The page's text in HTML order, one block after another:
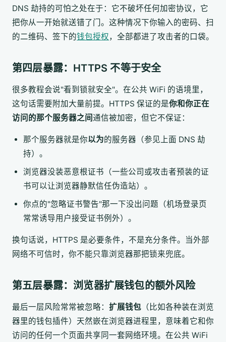
DNS 劫持的可怕之处在于：它不破坏任何加密协议，它
把你从一开始就送错了门。这种情况下你输入的密码、扫
的二维码、签下的钱包授权，全部都进了攻击者的口袋。
第四层暴露：HTTPS 不等于安全
很多教程会说"看到锁就安全"。在公共 WiFi 的语境里，
这句话需要附加大量前提。HTTPS 保证的是你和你正在
访问的那个服务器之间通信被加密，但它不保证：
那个服务器就是你以为的服务器（参见上面 DNS 劫
持）。
浏览器没装恶意根证书（一些公司或攻击者预装的证
书可以让浏览器静默信任伪造站）。
你点的"忽略证书警告"那一下没出问题（机场登录页
常常诱导用户接受证书例外）。
换句话说，HTTPS 是必要条件，不是充分条件。当外部
网络不可信时，你不能只靠浏览器那把锁来兜底。
第五层暴露：浏览器扩展钱包的额外风险
最后一层风险常常被忽略： 扩展钱包 （比如各种装在浏览
器里的钱包插件）天然嵌在浏览器进程里，意味着它和你
访问的任何一个页面共享同一套网络环境。在公共 WiFi